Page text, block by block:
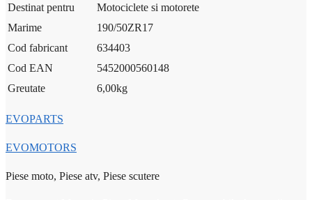
Destinat pentru
Motociclete si motorete
Marime
190/50ZR17
Cod fabricant
634403
Cod EAN
5452000560148
Greutate
6,00kg
EVOPARTS
EVOMOTORS
Piese moto, Piese atv, Piese scutere